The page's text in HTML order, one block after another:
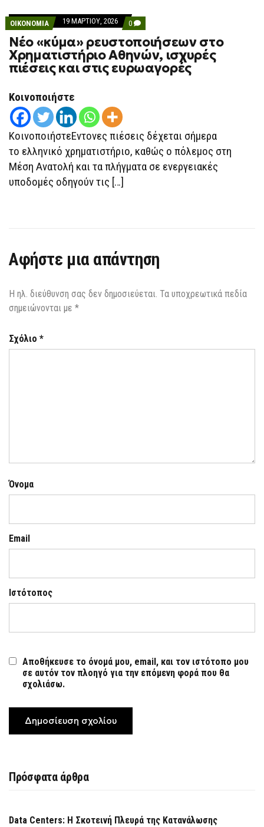
ΟΙΚΟΝΟΜΙΑ 19 ΜΑΡΤΊΟΥ, 2026 0 COMMENTS
ON
ΝΈΟ
«ΚΎΜΑ»
ΡΕΥΣΤΟΠΟΙΉΣΕΩΝ
ΣΤΟ
ΧΡΗΜΑΤΙΣΤΉΡΙΟ
ΕΥΡΩΑΓΟΡΈΣ
Νέο «κύμα» ρευστοποιήσεων στο
Χρηματιστήριο Αθηνών, ισχυρές
πιέσεις και στις ευρωαγορές
Κοινοποιήστε
ΚοινοποιήστεΕντονες πιέσεις δέχεται σήμερα
το ελληνικό χρηματιστήριο, καθώς ο πόλεμος στη
Μέση Ανατολή και τα πλήγματα σε ενεργειακές
υποδομές οδηγούν τις […]
Αφήστε μια απάντηση
Η ηλ. διεύθυνση σας δεν δημοσιεύεται. Τα υποχρεωτικά πεδία
σημειώνονται με *
Σχόλιο *
Όνομα
Email
Ιστότοπος
Αποθήκευσε το όνομά μου, email, και τον ιστότοπο μου
σε αυτόν τον πλοηγό για την επόμενη φορά που θα
σχολιάσω.
Πρόσφατα άρθρα
Data Centers: Η Σκοτεινή Πλευρά της Κατανάλωσης